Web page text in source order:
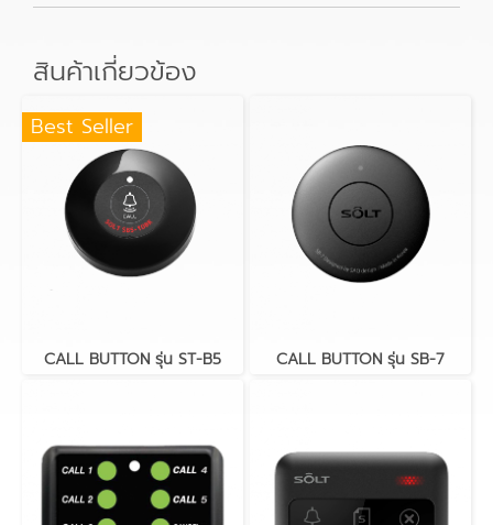
สินค้าเกี่ยวข้อง
Best Seller
CALL BUTTON รุ่น ST-B5 CALL BUTTON รุ่น SB-7